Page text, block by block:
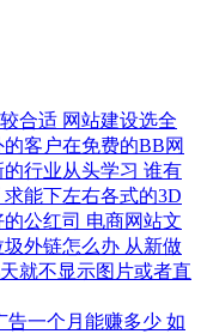
合适 网站建设选全
客户在免费的BB网
行业从头学习 谁有
求能下左右各式的3D
公红司 电商网站文
圾外链怎么办 从新做
就不显示图片或者直
告一个月能赚多少 如